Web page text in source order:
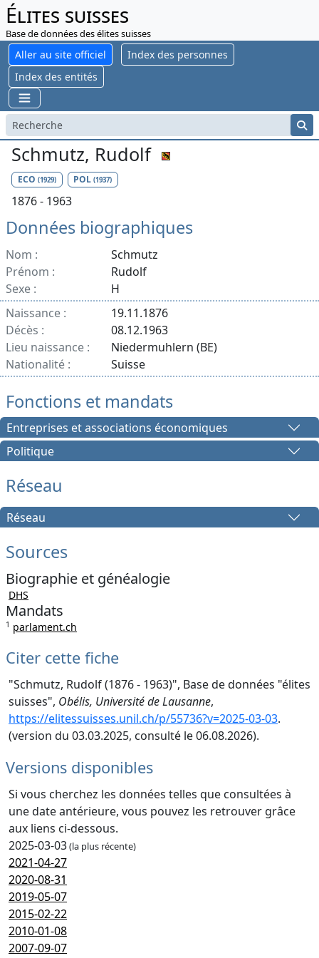
Élites suisses
Base de données des élites suisses
Aller au site officiel
Index des personnes
Index des entités
Schmutz, Rudolf
ECO (1929) POL(1937)
1876 - 1963
Données biographiques
Nom :
Schmutz
Prénom :
Rudolf
Sexe :
H
Naissance :
19.11.1876
Décès :
08.12.1963
Lieu naissance :
Niedermuhlern (BE)
Nationalité :
Suisse
Fonctions et mandats
Entreprises et associations économiques
Politique
Réseau
Réseau
Sources
Biographie et généalogie
DHS
Mandats
1 parlament.ch
Citer cette fiche
"Schmutz, Rudolf (1876 - 1963)", Base de données "élites
suisses", Obélis, Université de Lausanne,
https://elitessuisses.unil.ch/p/55736?v=2025-03-03.
(version du 03.03.2025, consulté le 06.08.2026).
Versions disponibles
Si vous cherchez les données telles que consultées à
une date antérieure, vous pouvez les retrouver grâce
aux liens ci-dessous.
2025-03-03(la plus récente)
2021-04-27
2020-08-31
2019-05-07
2015-02-22
2010-01-08
2007-09-07